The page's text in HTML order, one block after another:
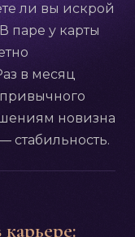
ли вы искрой
паре у карты
в месяц
новизна